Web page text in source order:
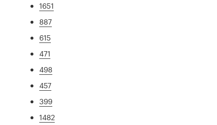
1651
887
615
471
498
457
399
1482